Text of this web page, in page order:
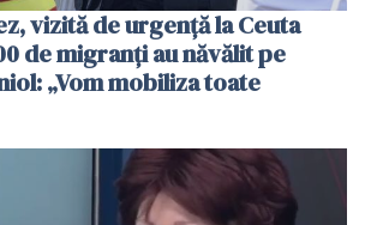
vizită de urgență la Ceuta
de migranți au năvălit pe
„Vom mobiliza toate